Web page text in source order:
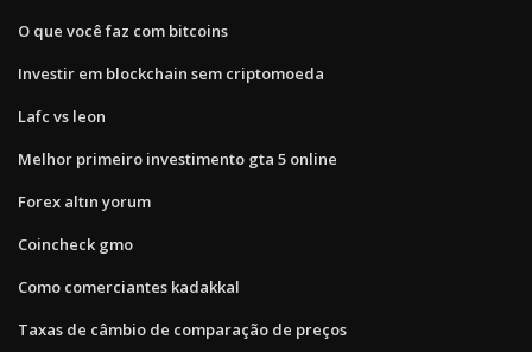
O que você faz com bitcoins
Investir em blockchain sem criptomoeda
Lafc vs leon
Melhor primeiro investimento gta 5 online
Forex altın yorum
Coincheck gmo
Como comerciantes kadakkal
Taxas de câmbio de comparação de preços